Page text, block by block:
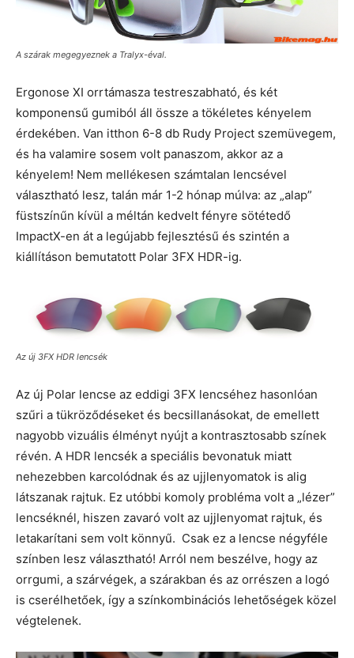
A szárak megegyeznek a Tralyx-éval.
Ergonose XI orrtámasza testreszabható, és két
komponensű gumiból áll össze a tökéletes kényelem
érdekében. Van itthon 6-8 db Rudy Project szemüvegem,
és ha valamire sosem volt panaszom, akkor az a
kényelem! Nem mellékesen számtalan lencsével
választható lesz, talán már 1-2 hónap múlva: az „alap”
füstszínűn kívül a méltán kedvelt fényre sötétedő
ImpactX-en át a legújabb fejlesztésű és szintén a
kiállításon bemutatott Polar 3FX HDR-ig.
Az új 3FX HDR lencsék
Az új Polar lencse az eddigi 3FX lencséhez hasonlóan
szűri a tükröződéseket és becsillanásokat, de emellett
nagyobb vizuális élményt nyújt a kontrasztosabb színek
révén. A HDR lencsék a speciális bevonatuk miatt
nehezebben karcolódnak és az ujjlenyomatok is alig
látszanak rajtuk. Ez utóbbi komoly probléma volt a „lézer”
lencséknél, hiszen zavaró volt az ujjlenyomat rajtuk, és
letakarítani sem volt könnyű. Csak ez a lencse négyféle
színben lesz választható! Arról nem beszélve, hogy az
orrgumi, a szárvégek, a szárakban és az orrészen a logó
is cserélhetőek, így a színkombinációs lehetőségek közel
végtelenek.